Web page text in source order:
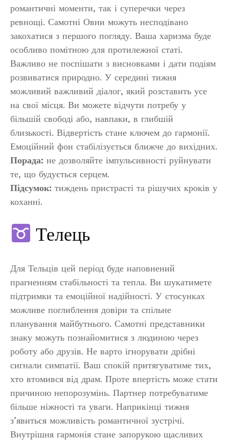
романтичні моменти, так і суперечки через
ревнощі. Самотні Овни можуть несподівано
закохатися з першого погляду. Ваша харизма буде
особливо помітною для протилежної статі.
Важливо не поспішати з висновками і дати подіям
розвиватися природно. У середині тижня
можливий важливий діалог, який розставить усе
на свої місця. Ви можете відчути потребу у
більшій свободі або, навпаки, в глибшій
близькості. Відвертість стане ключем до гармонії.
Емоційний фон стабілізується ближче до вихідних.
Порада: не дозволяйте імпульсивності руйнувати
те, що будується серцем.
Підсумок: тиждень пристрасті та рішучих кроків у
коханні.
Телець
Для Тельців цей період буде наповнений
прагненням стабільності та тепла. Ви шукатимете
підтримки та емоційної надійності. У стосунках
можливе поглиблення довіри та спільне
планування майбутнього. Самотні представники
знаку можуть познайомитися з людиною через
роботу або друзів. Не варто ігнорувати дрібні
сигнали симпатії. Ваш спокій притягуватиме тих,
хто втомився від драм. Проте впертість може стати
причиною непорозумінь. Партнер потребуватиме
більше ніжності та уваги. Наприкінці тижня
з’явиться можливість романтичної зустрічі.
Внутрішня гармонія стане запорукою щасливих